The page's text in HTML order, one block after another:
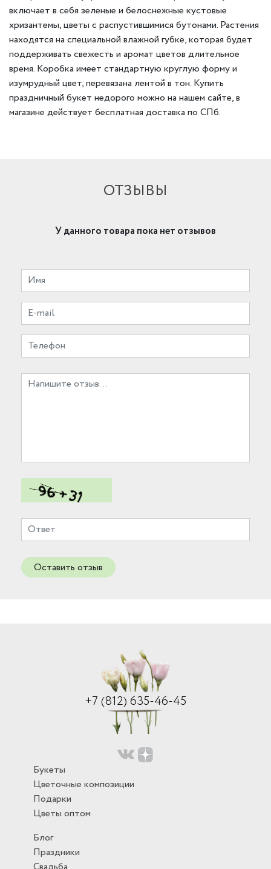
включает в себя зеленые и белоснежные кустовые
хризантемы, цветы с распустившимися бутонами. Растения
находятся на специальной влажной губке, которая будет
поддерживать свежесть и аромат цветов длительное
время. Коробка имеет стандартную круглую форму и
изумрудный цвет, перевязана лентой в тон. Купить
праздничный букет недорого можно на нашем сайте, в
магазине действует бесплатная доставка по СПб.
ОТЗЫВЫ
У данного товара пока нет отзывов
Оставить отзыв
+7 (812) 635-46-45
Букеты
Цветочные композиции
Подарки
Цветы оптом
Блог
Праздники